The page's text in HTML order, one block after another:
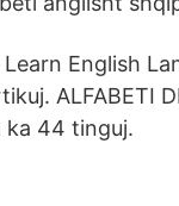
English
ALFABETI
ka 44 tinguj.